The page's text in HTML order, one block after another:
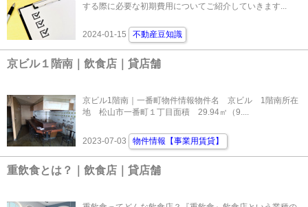
する際に必要な初期費用についてご紹介していきます...
2024-01-15 不動産豆知識
京ビル１階南｜飲食店｜貸店舗
京ビル1階南｜一番町物件情報物件名 京ビル 1階南所在
地 松山市一番町１丁目面積 29.94㎡（9....
2023-07-03 物件情報【事業用賃貸】
重飲食とは？｜飲食店｜貸店舗